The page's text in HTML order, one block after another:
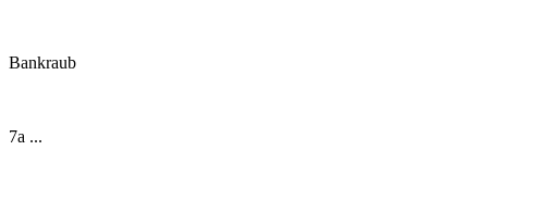
Bankraub
7a ...